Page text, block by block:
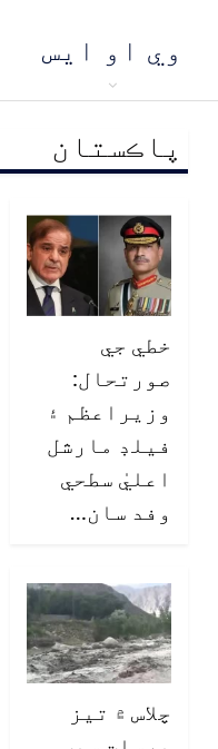
وي او ايس
پاڪستان مُنڍ
پاڪستان
خطي جي
صورتحال:
وزيراعظم ۽
فيلڊ مارشل
اعليٰ سطحي
وفد سان…
چلاس ۾ تيز